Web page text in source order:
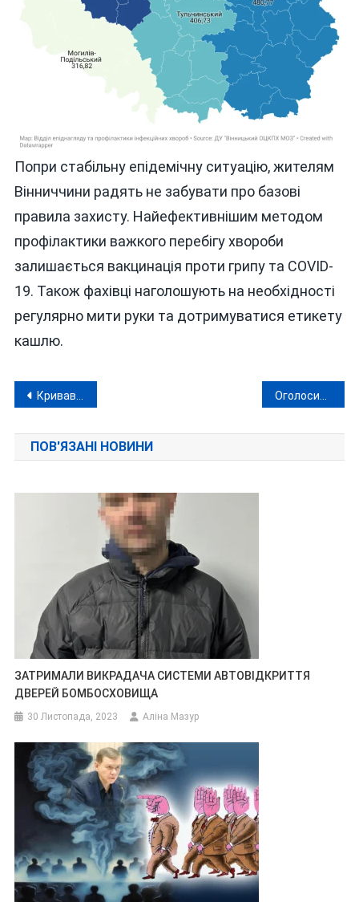
Попри стабільну епідемічну ситуацію, жителям
Вінниччини радять не забувати про базові
правила захисту. Найефективнішим методом
профілактики важкого перебігу хвороби
залишається вакцинація проти грипу та COVID-
19. Також фахівці наголошують на необхідності
регулярно мити руки та дотримуватися етикету
кашлю.
Навігація
записів
Кривавий слід 22 лютого: від Харкова до Львова Оголосили підозру директору лікарні, яку «нагрів» на сонячних панелях вінницький «слуга народу» Ганчук?
ПОВ'ЯЗАНІ НОВИНИ
ЗАТРИМАЛИ ВИКРАДАЧА СИСТЕМИ АВТОВІДКРИТТЯ
ДВЕРЕЙ БОМБОСХОВИЩА
30 Листопада, 2023 Аліна Мазур